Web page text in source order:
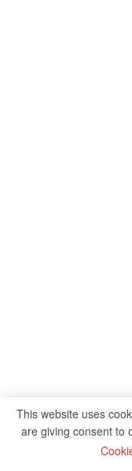
This website uses
are giving consent to